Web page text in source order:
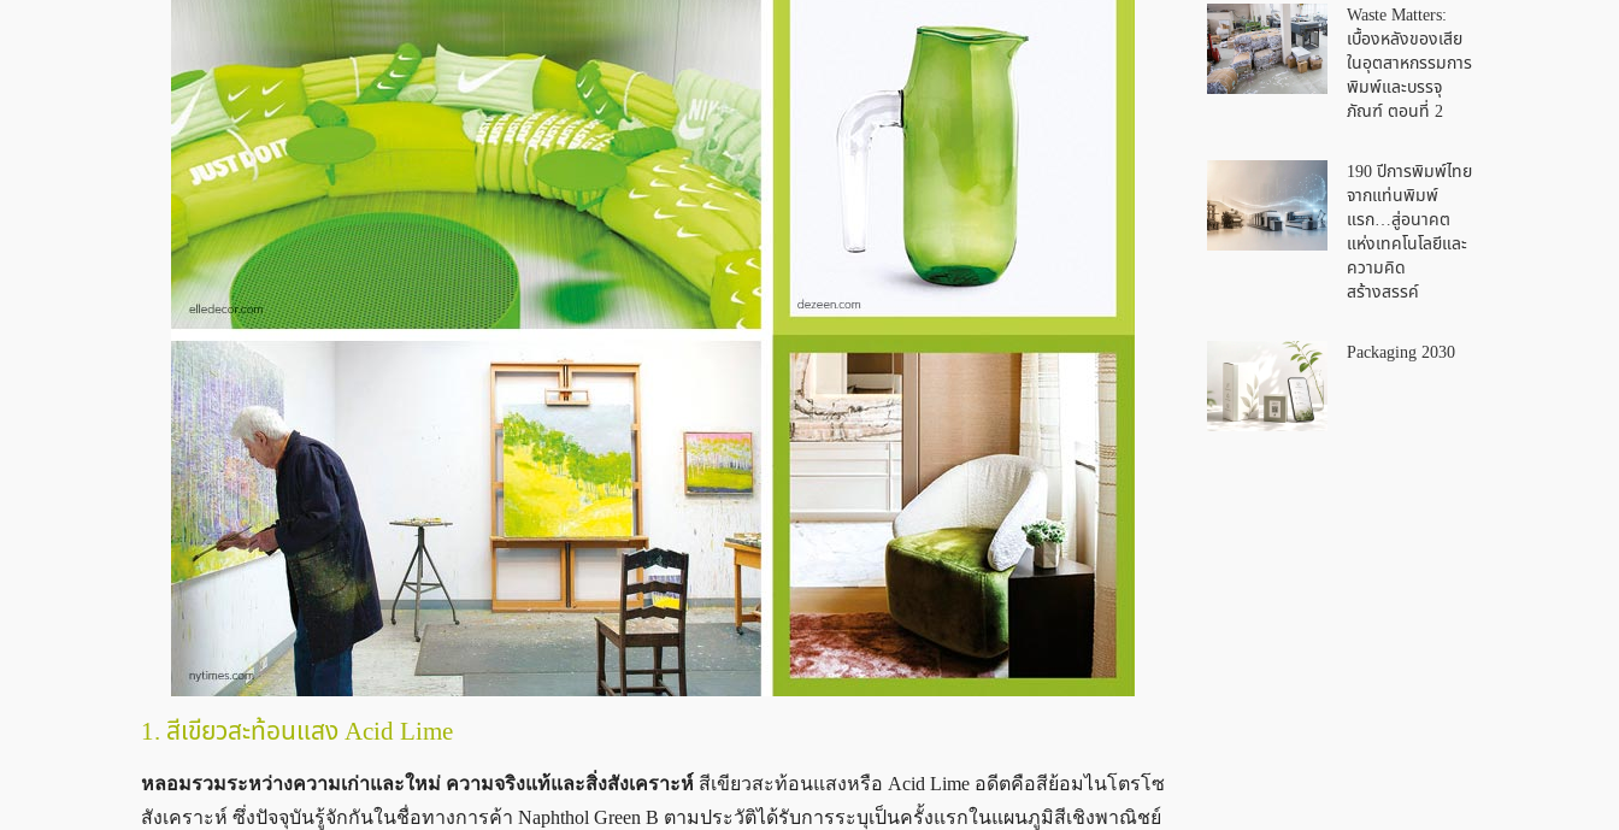
1. สีเขียวสะท้อนแสง Acid Lime
หลอมรวมระหว่างความเก่าและใหม่ ความจริงแท้และสิ่งสังเคราะห์ สีเขียวสะท้อนแสงหรือ Acid Lime อดีตคือสีย้อมไนโตรโซ
สังเคราะห์ ซึ่งปัจจุบันรู้จักกันในชื่อทางการค้า Naphthol Green B ตามประวัติได้รับการระบุเป็นครั้งแรกในแผนภูมิสีเชิงพาณิชย์
Waste Matters:
เบื้องหลังของเสีย
ในอุตสาหกรรมการ
พิมพ์และบรรจุ
ภัณฑ์ ตอนที่ 2
190 ปีการพิมพ์ไทย
จากแท่นพิมพ์
แรก…สู่อนาคต
แห่งเทคโนโลยีและ
ความคิด
สร้างสรรค์
Packaging 2030